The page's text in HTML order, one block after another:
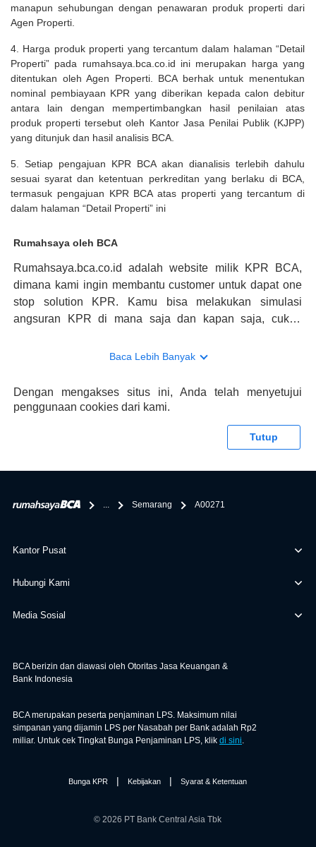
manapun sehubungan dengan penawaran produk properti dari
Agen Properti.
4. Harga produk properti yang tercantum dalam halaman “Detail
Properti” pada rumahsaya.bca.co.id ini merupakan harga yang
ditentukan oleh Agen Properti. BCA berhak untuk menentukan
nominal pembiayaan KPR yang diberikan kepada calon debitur
antara lain dengan mempertimbangkan hasil penilaian atas
produk properti tersebut oleh Kantor Jasa Penilai Publik (KJPP)
yang ditunjuk dan hasil analisis BCA.
5. Setiap pengajuan KPR BCA akan dianalisis terlebih dahulu
sesuai syarat dan ketentuan perkreditan yang berlaku di BCA,
termasuk pengajuan KPR BCA atas properti yang tercantum di
dalam halaman “Detail Properti” ini
Rumahsaya oleh BCA
Rumahsaya.bca.co.id adalah website milik KPR BCA,
dimana kami ingin membantu customer untuk dapat one
stop solution KPR. Kamu bisa melakukan simulasi
angsuran KPR di mana saja dan kapan saja, cukup
konsultasi mengenai KPR, maka ada layanan live chat
memberikan keuntungan yang berlipat, persyaratan
pengajuan KPR BCA juga sangat mudah, kamu bisa cek
tentang properti disini BCA hanya sebagai pihak
bertanggung jawab terhadap informasi yang rekanan
Baca Lebih Banyak
Dengan mengakses situs ini, Anda telah menyetujui
penggunaan cookies dari kami.
Tutup
... Semarang A00271
Kantor Pusat
Hubungi Kami
Media Sosial
BCA berizin dan diawasi oleh Otoritas Jasa Keuangan &
Bank Indonesia
BCA merupakan peserta penjaminan LPS. Maksimum nilai
simpanan yang dijamin LPS per Nasabah per Bank adalah Rp2
miliar. Untuk cek Tingkat Bunga Penjaminan LPS, klik di sini.
Bunga KPR | Kebijakan | Syarat & Ketentuan
© 2026 PT Bank Central Asia Tbk